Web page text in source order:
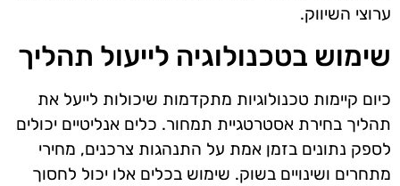
ערוצי השיווק.
שימוש בטכנולוגיה לייעול תהליך
כיום קיימות טכנולוגיות מתקדמות שיכולות לייעל את
תהליך בחירת אסטרטגיית תמחור. כלים אנליטיים יכולים
לספק נתונים בזמן אמת על התנהגות צרכנים, מחירי
מתחרים ושינויים בשוק. שימוש בכלים אלו יכול לחסוך